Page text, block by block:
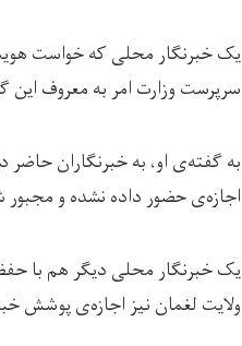
یک خبرنگار محلی که خواست
سرپرست وزارت امر به معروف
به گفته‌ی او، به خبرنگاران
اجازه‌ی حضور داده نشده و مجبور
یک خبرنگار محلی دیگر هم با
ولایت لغمان نیز اجازه‌ی پوشش